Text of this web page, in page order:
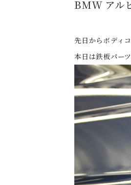
BMW アル
先日からボディ
本日は鉄板パー